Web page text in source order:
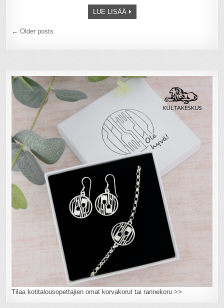
LUE LISÄÄ
Artikkelien
selaus
← Older posts
Tilaa kotitalousopettajien omat korvakorut tai rannekoru >>